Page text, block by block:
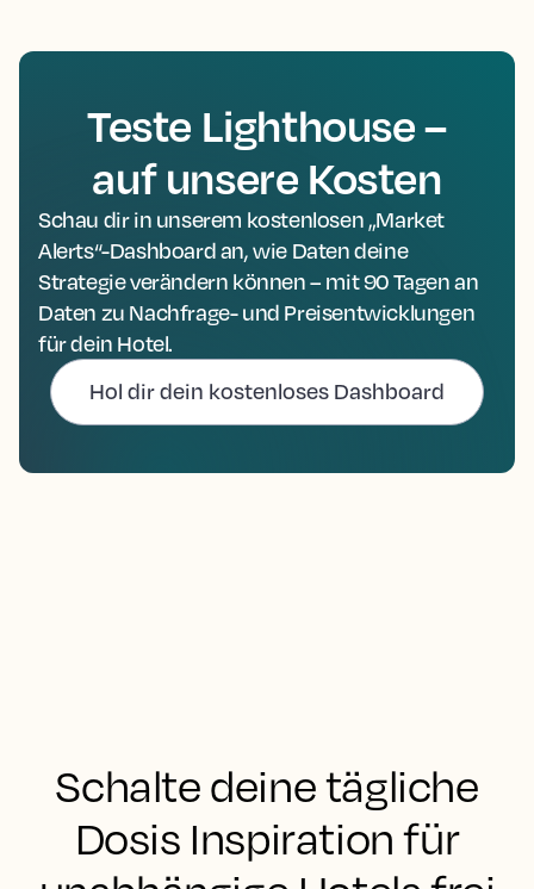
Teste Lighthouse –
auf unsere Kosten
Schau dir in unserem kostenlosen „Market
Alerts“-Dashboard an, wie Daten deine
Strategie verändern können – mit 90 Tagen an
Daten zu Nachfrage- und Preisentwicklungen
für dein Hotel.
Hol dir dein kostenloses Dashboard
Schalte deine tägliche
Dosis Inspiration für